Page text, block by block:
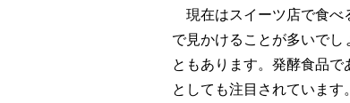
現在はスイーツ店で食べ
で見かけることが多いでし
ともあります。発酵食品
としても注目されています。